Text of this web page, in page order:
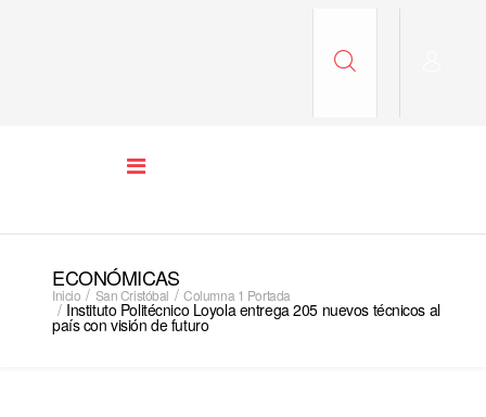
ECONÓMICAS
Inicio San Cristóbal Columna 1 Portada
Instituto Politécnico Loyola entrega 205 nuevos técnicos al
país con visión de futuro